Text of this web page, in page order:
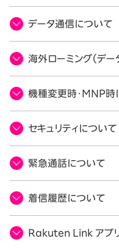
データ通信について
海外ローミング（デ
機種変更時・MNP時
セキュリティについて
緊急通話について
着信履歴について
Rakuten Link アプ